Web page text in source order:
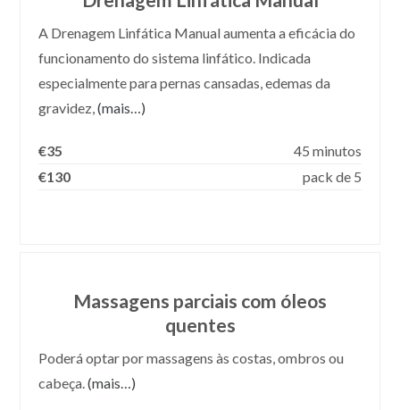
A Drenagem Linfática Manual aumenta a eficácia do
funcionamento do sistema linfático. Indicada
especialmente para pernas cansadas, edemas da
gravidez,(mais…)
€35
45 minutos
€130
pack de 5
Massagens parciais com óleos
quentes
Poderá optar por massagens às costas, ombros ou
cabeça.(mais…)